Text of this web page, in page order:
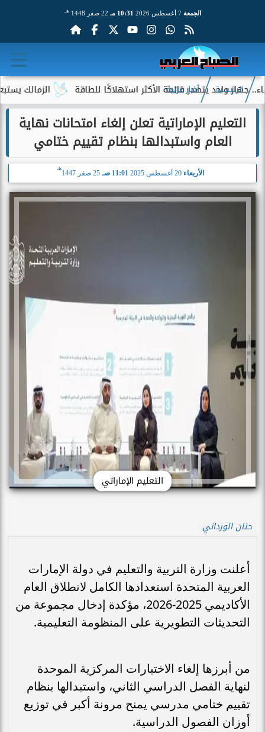
الجمعة 7 أغسطس 2026 10:31 مـ 22 صفر 1448 هـ
الزمالك يستبعد 4 لاعبين شباب من حساباته في الموسم الجديد واحد يتصدر قائمة الأكثر استهلاكًا للطاقة
الرئيسية أخبار عربية
التعليم الإماراتية تعلن إلغاء امتحانات نهاية
العام واستبدالها بنظام تقييم ختامي
الأربعاء 20 أغسطس 2025 11:01 صـ 25 صفر 1447
هـ
التعليم الإماراتي
حنان الورداني
أعلنت وزارة التربية والتعليم في دولة الإمارات
العربية المتحدة استعدادها الكامل لانطلاق العام
الأكاديمي 2025-2026، مؤكدة إدخال مجموعة من
التحديثات التطويرية على المنظومة التعليمية.
من أبرزها إلغاء الاختبارات المركزية الموحدة
لنهاية الفصل الدراسي الثاني، واستبدالها بنظام
تقييم ختامي مدرسي يمنح مرونة أكبر في توزيع
أوزان الفصول الدراسية.